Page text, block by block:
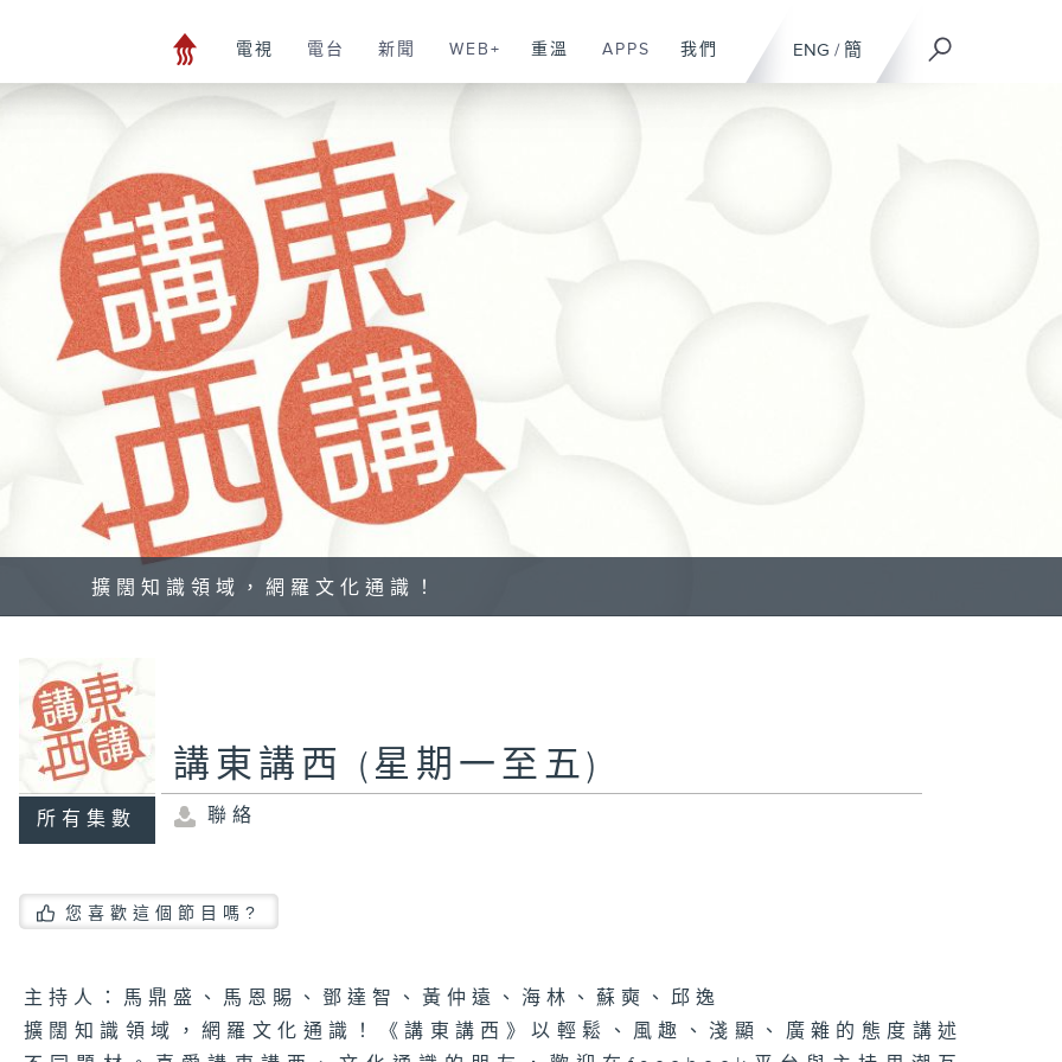
ENG / 簡
電視 電台 新聞 WEB+ 重溫 APPS 我們
擴闊知識領域，網羅文化通識！
所有集數
講東講西 (星期一至五)
聯絡
您喜歡這個節目嗎?
主持人：馬鼎盛、馬恩賜、鄧達智、黃仲遠、海林、蘇奭、邱逸
擴闊知識領域，網羅文化通識！《講東講西》以輕鬆、風趣、淺顯、廣雜的態度講述